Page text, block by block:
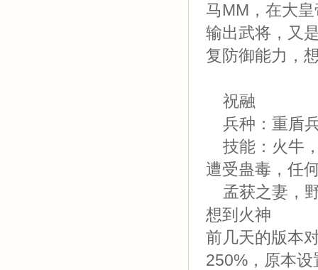
马MM，在大
输出武将，又
复防御能力，
祝融
兵种：重盾
技能：火牛
遭受蛊毒，任
孟获之妻，
想到火神
前几天的版本
250%，原本